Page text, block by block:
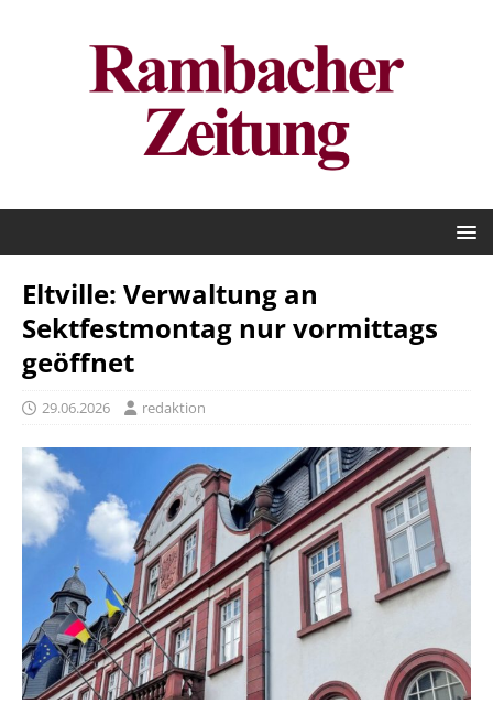
Eltville: Verwaltung an
Sektfestmontag nur vormittags
geöffnet
29.06.2026 redaktion